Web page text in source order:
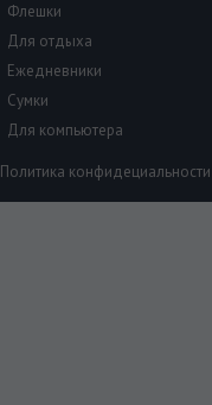
Флешки
Для отдыха
Ежедневники
Сумки
Для компьютера
Политика конфидециальности